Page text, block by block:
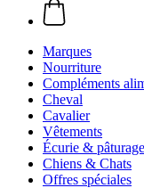
Marques
Nourriture
Compléments
Cheval
Cavalier
Vêtements
Écurie & pâturage
Chiens & Chats
Offres spéciales